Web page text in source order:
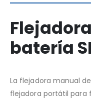
batería
La flejadora manual
flejadora portátil para